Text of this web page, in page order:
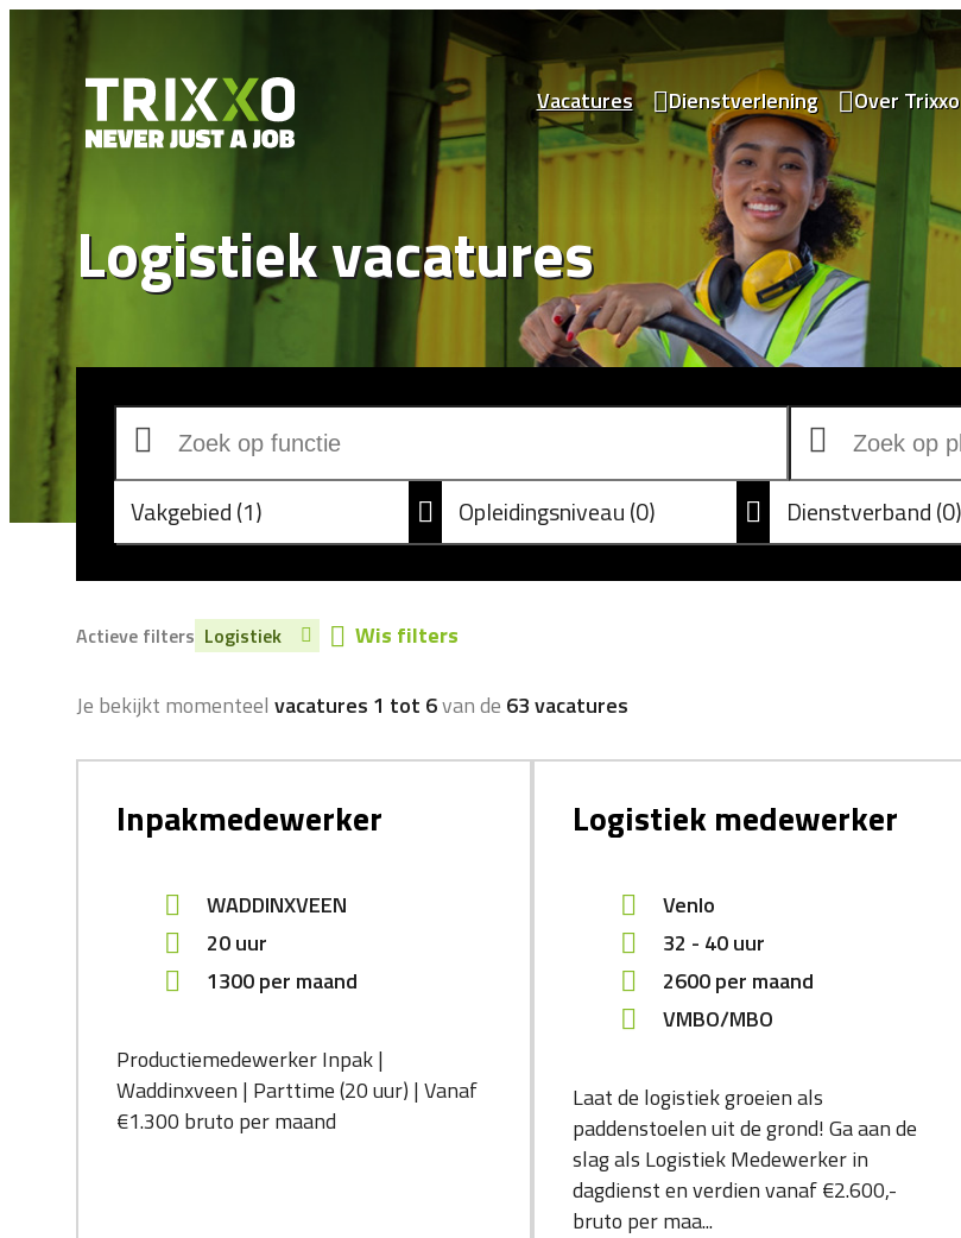
Vacatures Dienstverlening Over Trixxo
Logistiek vacatures
Vakgebied 1 Opleidingsniveau 0 Dienstverband 0
Actieve filters Logistiek Wis filters
Je bekijkt momenteel vacatures 1 tot 6van de 63 vacatures
Inpakmedewerker
WADDINXVEEN
20 uur
1300per maand
Productiemedewerker Inpak |
Waddinxveen | Parttime (20 uur) | Vanaf
€1.300 bruto per maand
Logistiek medewerker
Venlo
32 - 40 uur
2600per maand
VMBO/MBO
Laat de logistiek groeien als
paddenstoelen uit de grond! Ga aan de
slag als Logistiek Medewerker in
dagdienst en verdien vanaf €2.600,-
bruto per maa...